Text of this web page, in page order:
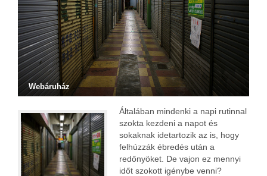
Webáruház
Általában mindenki a napi rutinnal
szokta kezdeni a napot és
sokaknak idetartozik az is, hogy
felhúzzák ébredés után a
redőnyöket. De vajon ez mennyi
időt szokott igénybe venni?